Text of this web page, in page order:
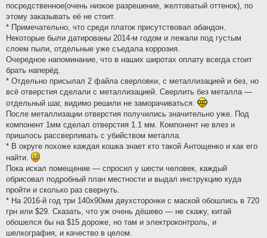
посредственное(очень низкое разрешение, желтоватый оттенок), по
этому заказывать её не стоит.
* Примечательно, что среди платок присутствовал абандон.
Некоторые были датированы 2014-м годом и лежали под густым
слоем пыли, отдельные уже съедала коррозия.
Очередное напоминание, что в наших широтах оплату всегда стоит
брать наперёд.
* Отдельно присылал 2 файла сверловки, с металлизацией и без, но
всё отверстия сделали с металлизацией. Сверлить без металла —
отдельный шаг, видимо решили не заморачиваться.
После металлизации отверстия получились значительно уже. Под
компонент 1мм сделал отверстия 1.1 мм. Компонент не влез и
пришлось рассверливать с убийством металла.
* В округе похоже каждая кошка знает кто такой Антощенко и как его
найти.
Пока искал помещение — спросил у шести человек, каждый
обрисовал подробный план местности и выдал инструкцию куда
пройти и сколько раз свернуть.
* На 2016-й год три 140x90мм двухсторонки с маской обошлись в 720
грн или $29. Сказать, что уж очень дёшево — не скажу, китай
обошелся бы на $15 дороже, но там и электроконтроль, и
шелкография, и качество в целом.